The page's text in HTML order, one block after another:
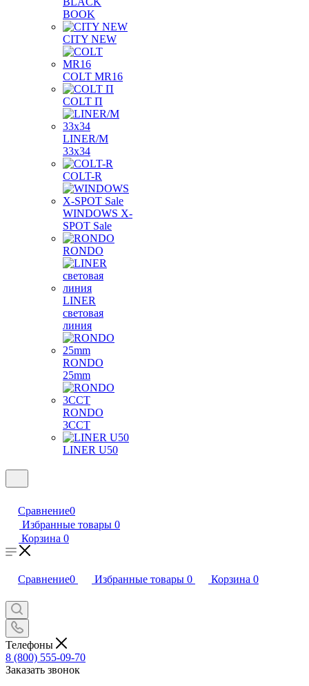
BOOK
CITY NEW
COLT MR16
COLT П
LINER/М
33х34
COLT-R
WINDOWS X-
SPOT Sale
RONDO
LINER
световая
линия
RONDO
25mm
RONDO
3CCT
LINER U50
Сравнение0
Избранные товары 0
Корзина 0
Сравнение0 Избранные товары 0 Корзина 0
Телефоны
8 (800) 555-09-70
Заказать звонок